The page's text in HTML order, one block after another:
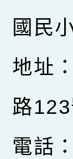
國民
地址
路
電話